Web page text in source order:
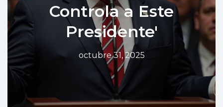
Controla a Este
Presidente'
octubre 31, 2025